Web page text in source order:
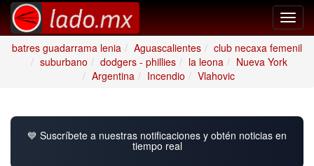
batres guadarrama lenia
Aguascalientes
club necaxa femenil
suburbano
dodgers - phillies la leona
Nueva York
Argentina
Incendio Vlahovic
💙 Suscríbete a nuestras notificaciones y obtén noticias en
tiempo real